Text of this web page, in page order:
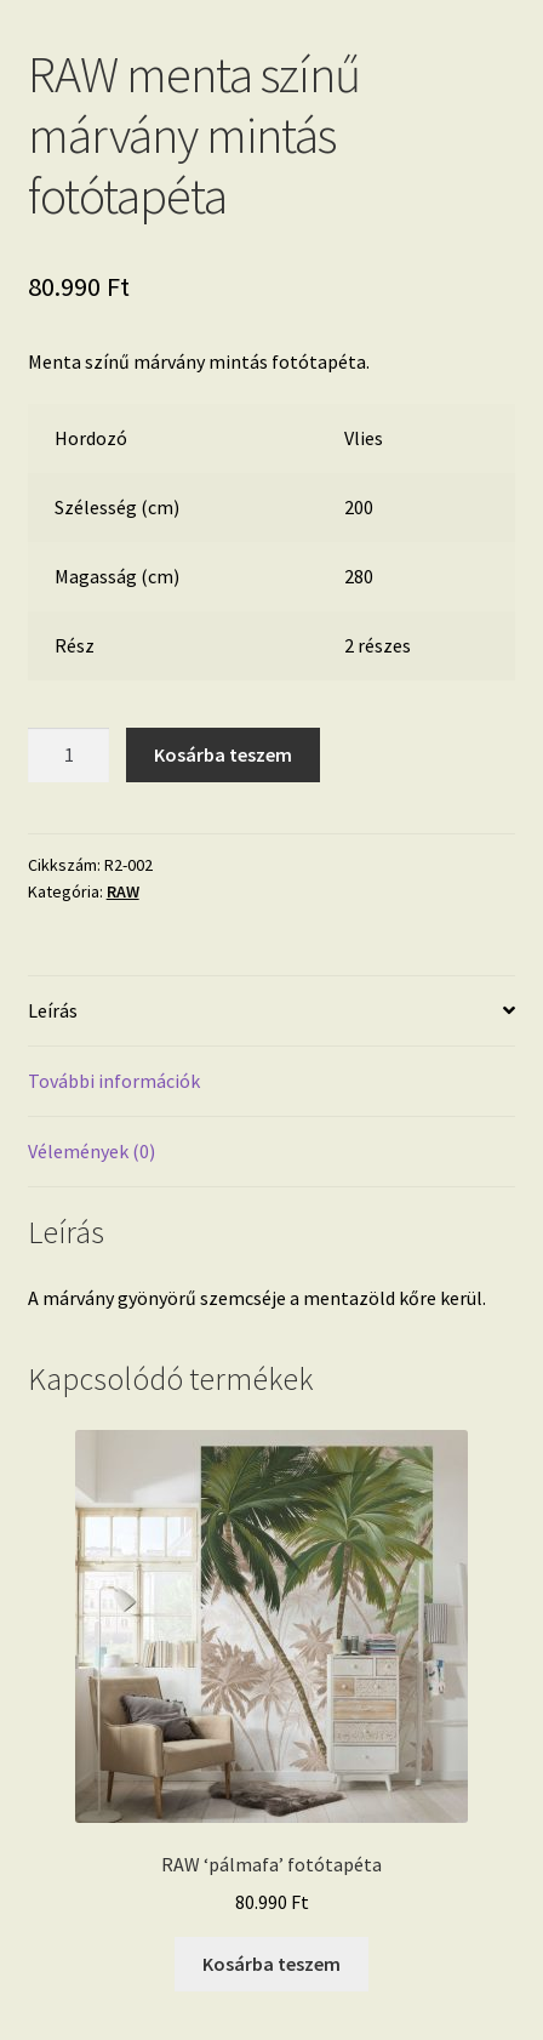
RAW menta színű
márvány mintás
fotótapéta
80.990 Ft
Menta színű márvány mintás fotótapéta.
Hordozó Vlies
Szélesség (cm) 200
Magasság (cm) 280
Rész 2 részes
mintás
fotótapéta
Kosárba teszem
Cikkszám: R2-002
Kategória: RAW
Leírás
További információk
Vélemények (0)
Leírás
A márvány gyönyörű szemcséje a mentazöld kőre kerül.
Kapcsolódó termékek
RAW ‘pálmafa’ fotótapéta
80.990 Ft
Kosárba teszem